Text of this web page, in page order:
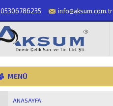
05306786235 info@aksum.com.tr
MENÜ
ANASAYFA